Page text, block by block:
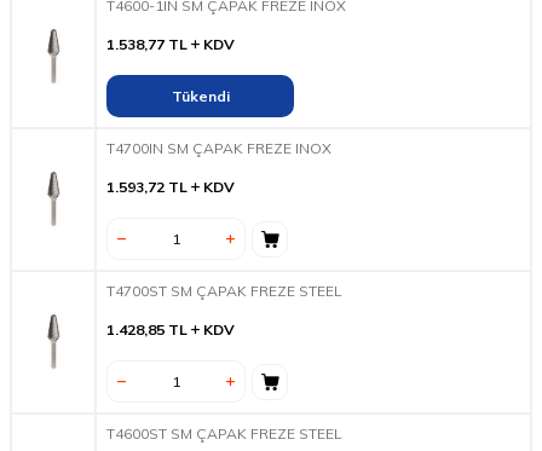
T4600-1IN SM ÇAPAK FREZE INOX
1.538,77 TL KDV
Tükendi
T4700IN SM ÇAPAK FREZE INOX
1.593,72 TL KDV
T4700ST SM ÇAPAK FREZE STEEL
1.428,85 TL KDV
T4600ST SM ÇAPAK FREZE STEEL